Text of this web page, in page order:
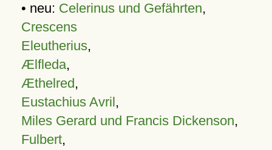
• neu: Celerinus und Gefährten,
Crescens
Eleutherius,
Ælfleda,
Æthelred,
Eustachius Avril,
Miles Gerard und Francis Dickenson,
Fulbert,